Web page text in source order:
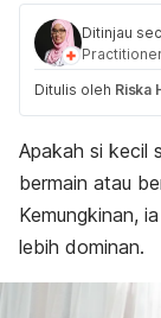
Ditinjau
Ditulis oleh Riska
Apakah si kecil
bermain atau
Kemungkinan,
lebih dominan.